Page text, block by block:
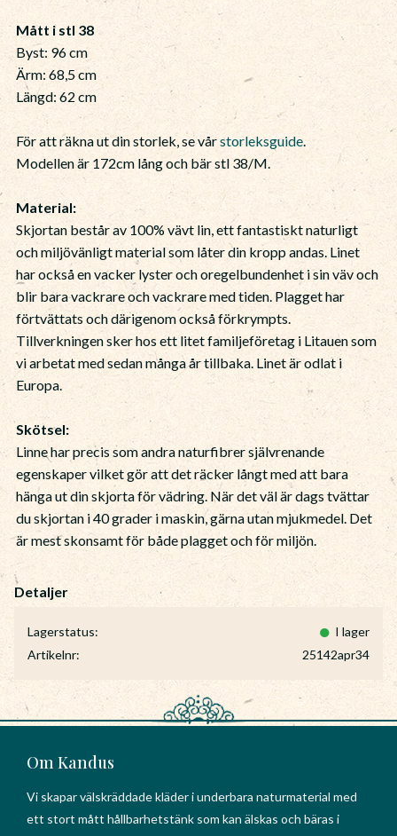
Lagerstatus
I lager
Artikelnr
25142apr34
Mått i stl 38
Byst: 96 cm
Ärm: 68,5 cm
Längd: 62 cm
För att räkna ut din storlek, se vårstorleksguide.
Modellen är 172cm lång och bär stl 38/M.
Material:
Skjortan består av 100% vävt lin, ett fantastiskt naturligt
och miljövänligt material som låter din kropp andas. Linet
har också en vacker lyster och oregelbundenhet i sin väv och
blir bara vackrare och vackrare med tiden. Plagget har
förtvättats och därigenom också förkrympts.
Tillverkningen sker hos ett litet familjeföretag i Litauen som
vi arbetat med sedan många år tillbaka. Linet är odlat i
Europa.
Skötsel:
Linne har precis som andra naturfibrer självrenande
egenskaper vilket gör att det räcker långt med att bara
hänga ut din skjorta för vädring. När det väl är dags tvättar
du skjortan i 40 grader i maskin, gärna utan mjukmedel. Det
är mest skonsamt för både plagget och för miljön.
Om Kandus
Vi skapar välskräddade kläder i underbara naturmaterial med
ett stort mått hållbarhetstänk som kan älskas och bäras i